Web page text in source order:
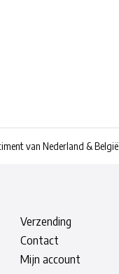
van Nederland & België
Verzending
Contact
Mijn account